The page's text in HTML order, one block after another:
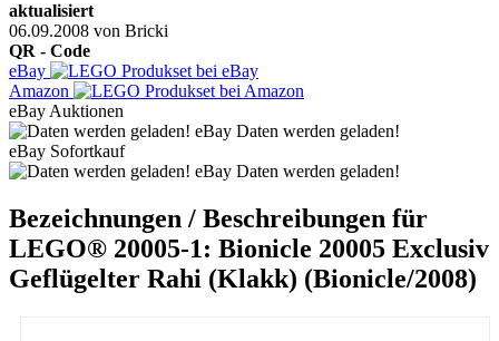
aktualisiert
06.09.2008 von Bricki
QR - Code
eBay
Amazon
eBay Auktionen
eBay Daten werden geladen!
eBay Sofortkauf
eBay Daten werden geladen!
Bezeichnungen / Beschreibungen für
LEGO® 20005-1: Bionicle 20005 Exclusiv
Geflügelter Rahi (Klakk) (Bionicle/2008)